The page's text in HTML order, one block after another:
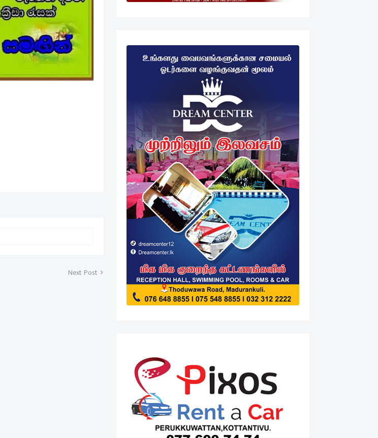
Next Post